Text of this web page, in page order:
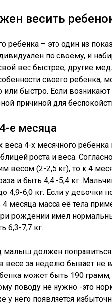
весить
ребенка – это один из
по своему, и
вес быстрее, другие
своего ребенка,
быстро. Если
причиной для
е месяца
4-х месячного
роста и веса.
весом (2-2,5 кг), то к 4
и быть 4,4 -5,4 кг.
4,9-6,0 кг. Если у
4 месяца масса её тела
рождении имел
6,3-7,7 кг.
малыш должен
весе за неделю бывает не
может быть 190
поводу не нужно -это
у него появляется